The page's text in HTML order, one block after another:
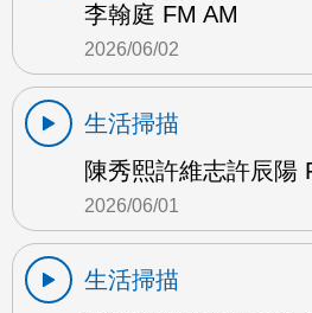
李翰庭 FM AM
2026/06/02
生活掃描
陳秀熙許維志許辰陽
2026/06/01
生活掃描